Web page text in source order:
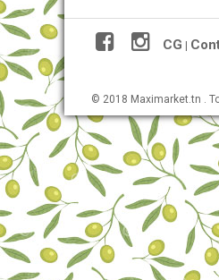
CG
© 2018 Maximarket.tn .